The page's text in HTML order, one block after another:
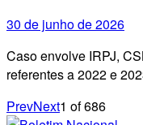
30 de junho de 2026
Caso envolve IRPJ,
referentes a 2022 e
PrevNext1 of686